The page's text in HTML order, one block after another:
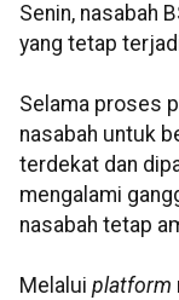
Senin, nasabah
yang tetap
Selama proses
nasabah untuk
terdekat dan
mengalami
nasabah tetap
Melalui platform